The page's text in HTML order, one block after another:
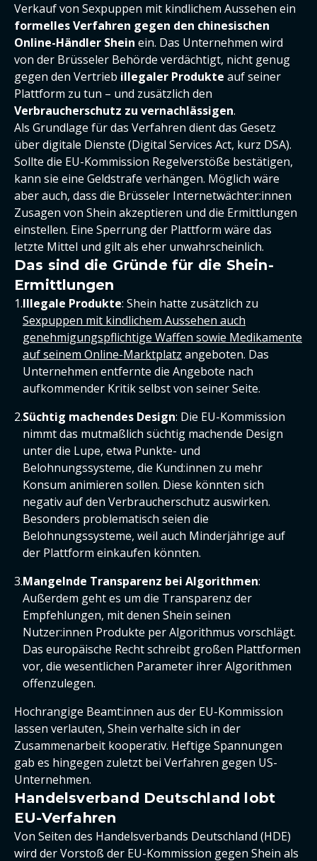
Verkauf von Sexpuppen mit kindlichem Aussehen ein
formelles Verfahren gegen den chinesischen
Online-Händler Shein ein. Das Unternehmen wird
von der Brüsseler Behörde verdächtigt, nicht genug
gegen den Vertrieb illegaler Produkte auf seiner
Plattform zu tun – und zusätzlich den
Verbraucherschutz zu vernachlässigen.
Als Grundlage für das Verfahren dient das Gesetz
über digitale Dienste (Digital Services Act, kurz DSA).
Sollte die EU-Kommission Regelverstöße bestätigen,
kann sie eine Geldstrafe verhängen. Möglich wäre
aber auch, dass die Brüsseler Internetwächter:innen
Zusagen von Shein akzeptieren und die Ermittlungen
einstellen. Eine Sperrung der Plattform wäre das
letzte Mittel und gilt als eher unwahrscheinlich.
Das sind die Gründe für die Shein-
Ermittlungen
Illegale Produkte: Shein hatte zusätzlich zu
Sexpuppen mit kindlichem Aussehen auch
genehmigungspflichtige Waffen sowie Medikamente
auf seinem Online-Marktplatz angeboten. Das
Unternehmen entfernte die Angebote nach
aufkommender Kritik selbst von seiner Seite.
Süchtig machendes Design: Die EU-Kommission
nimmt das mutmaßlich süchtig machende Design
unter die Lupe, etwa Punkte- und
Belohnungssysteme, die Kund:innen zu mehr
Konsum animieren sollen. Diese könnten sich
negativ auf den Verbraucherschutz auswirken.
Besonders problematisch seien die
Belohnungssysteme, weil auch Minderjährige auf
der Plattform einkaufen könnten.
Mangelnde Transparenz bei Algorithmen:
Außerdem geht es um die Transparenz der
Empfehlungen, mit denen Shein seinen
Nutzer:innen Produkte per Algorithmus vorschlägt.
Das europäische Recht schreibt großen Plattformen
vor, die wesentlichen Parameter ihrer Algorithmen
offenzulegen.
Hochrangige Beamt:innen aus der EU-Kommission
lassen verlauten, Shein verhalte sich in der
Zusammenarbeit kooperativ. Heftige Spannungen
gab es hingegen zuletzt bei Verfahren gegen US-
Unternehmen.
Handelsverband Deutschland lobt
EU-Verfahren
Von Seiten des Handelsverbands Deutschland (HDE)
wird der Vorstoß der EU-Kommission gegen Shein als